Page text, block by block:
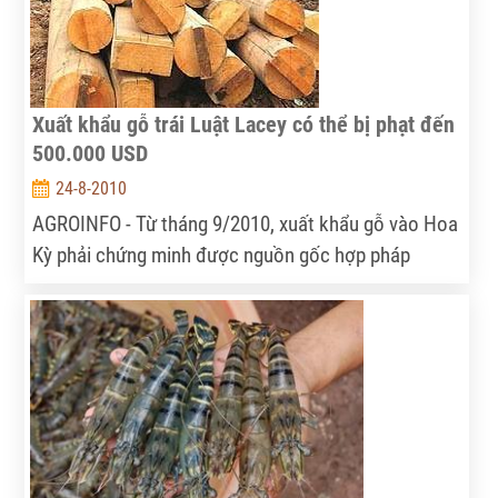
Xuất khẩu gỗ trái Luật Lacey có thể bị phạt đến
500.000 USD
24-8-2010
AGROINFO - Từ tháng 9/2010, xuất khẩu gỗ vào Hoa
Kỳ phải chứng minh được nguồn gốc hợp pháp